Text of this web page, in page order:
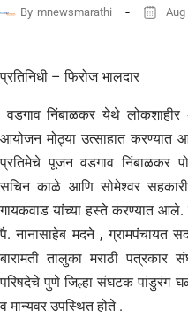
By mnewsmarathi Aug
प्रतिनिधी – फिरोज भालदार
वडगाव निंबाळकर येथे
आयोजन मोठ्या उत्साहात करण्यात
प्रतिमेचे पूजन वडगाव निंबाळकर
सचिन काळे आणि सोमेश्वर
गायकवाड यांच्या हस्ते करण्यात
पै. नानासाहेब मदने ,
बारामती तालुका मराठी
परिषदेचे पुणे जिल्हा संघटक पांडुरंग
व मान्यवर उपस्थित होते .